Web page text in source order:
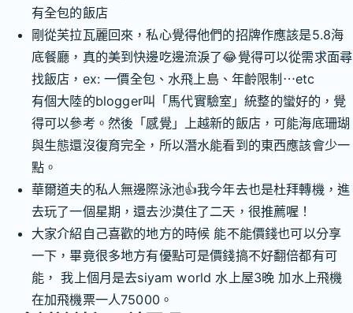
有全包的飯店
剛從芙拉瓦麗回來，私心覺得他們的招牌作應該是5.8海
底餐廳，真的美到快邊吃邊流淚了😂覺得可以從需求面尋
找飯店，ex: 一價全包、水飛上島、年齡限制⋯etc
有個大陸的blogger叫「馬代實驗室」統整的蠻好的，覺
得可以參考。然後「感覺」上越新的飯店，可能海底珊瑚
與生態還沒復育完全，所以潛水能看到的東西應該會少一
點。
華爾道夫的私人無邊際泳池👍我今年去也是杜拜轉機，進
去玩了一個星期，還去沙漠住了二天，很推薦喔！
大家介紹自己喜歡的地方的時候 能不能價錢也可以分享
一下，畢竟很多地方有優點可是價錢搞不好翻倍都有可
能， 我上個月是去siyam world 水上屋3晚 加水上飛機
在加飛機票一人75000。